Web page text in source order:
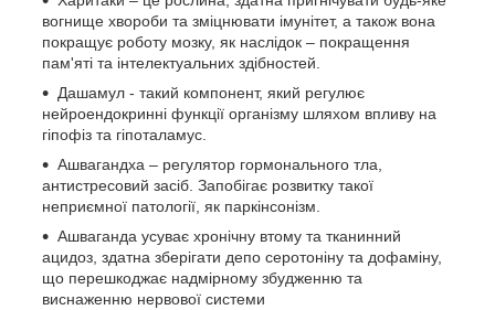
вогнище хвороби та зміцнювати імунітет, а також вона
покращує роботу мозку, як наслідок – покращення
пам'яті та інтелектуальних здібностей.
Дашамул - такий компонент, який регулює
нейроендокринні функції організму шляхом впливу на
гіпофіз та гіпоталамус.
Ашвагандха – регулятор гормонального тла,
антистресовий засіб. Запобігає розвитку такої
неприємної патології, як паркінсонізм.
Ашваганда усуває хронічну втому та тканинний
ацидоз, здатна зберігати депо серотоніну та дофаміну,
що перешкоджає надмірному збудженню та
виснаженню нервової системи